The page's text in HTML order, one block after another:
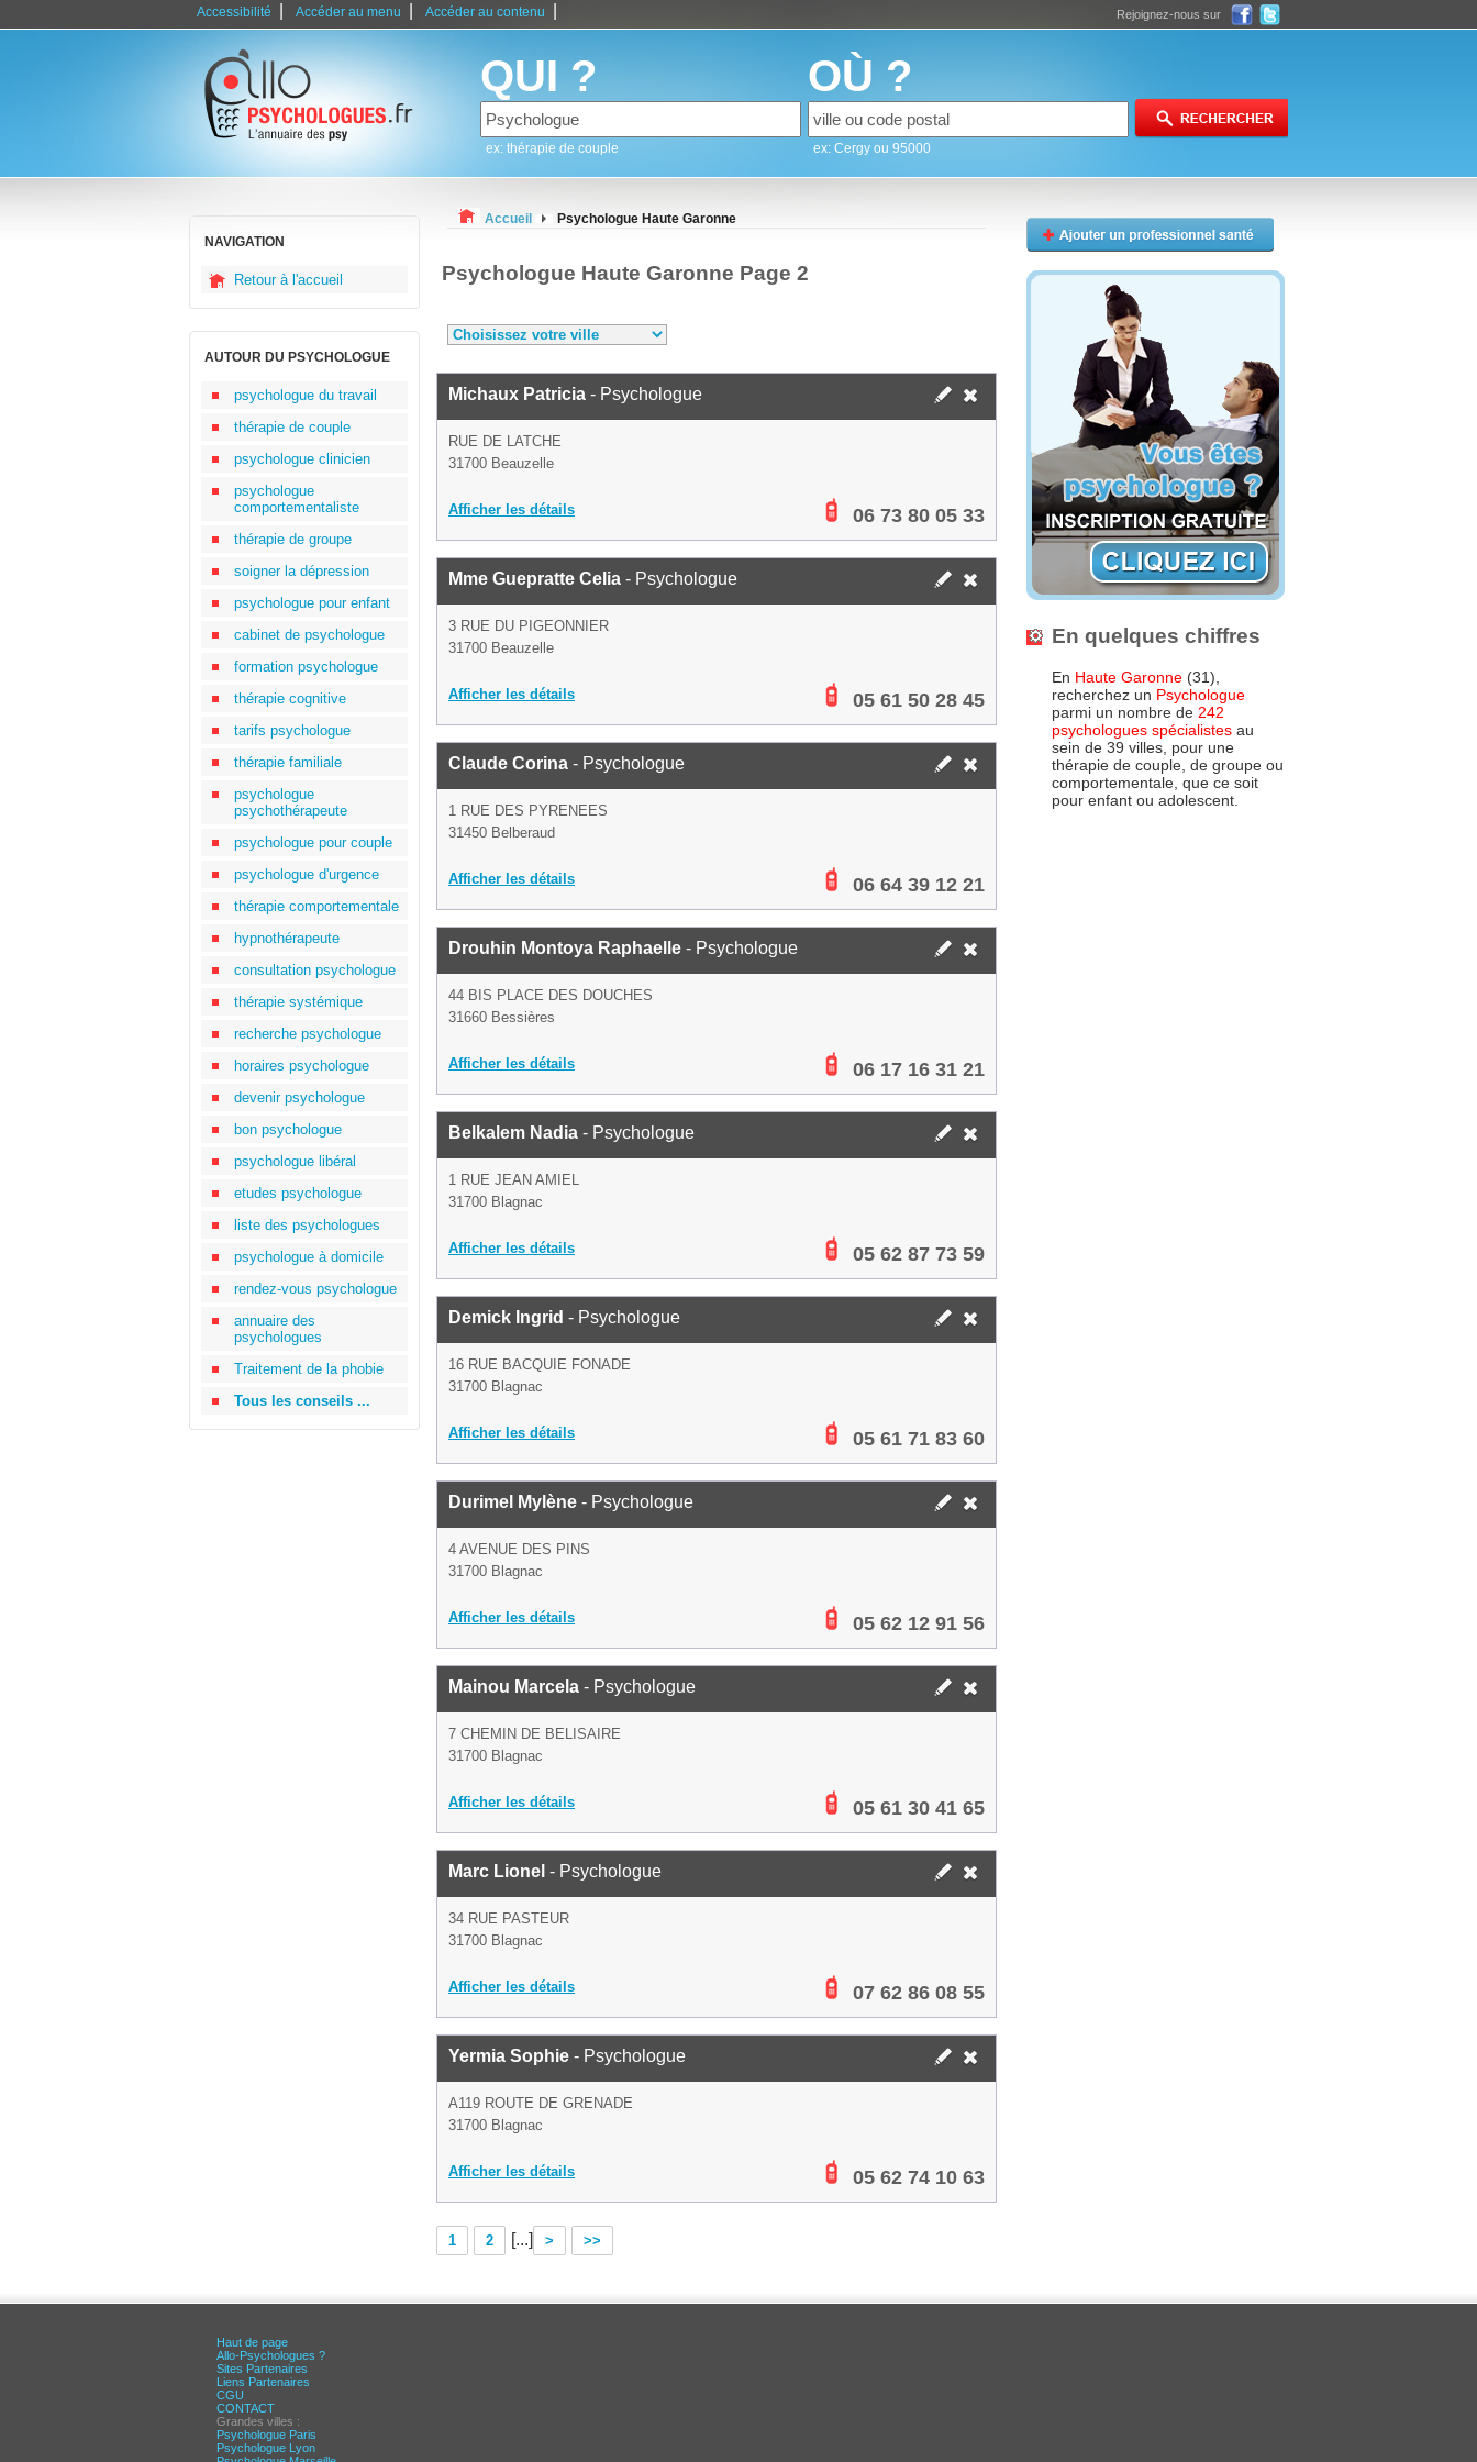
Accessibilité Accéder au menu Accéder au contenu Rejoignez-nous sur
QUI ?
ex: thérapie de couple
OÙ ?
ex: Cergy ou 95000
NAVIGATION
Retour à l'accueil
AUTOUR DU PSYCHOLOGUE
psychologue du travail
thérapie de couple
psychologue clinicien
psychologue
comportementaliste
thérapie de groupe
soigner la dépression
psychologue pour enfant
cabinet de psychologue
formation psychologue
thérapie cognitive
tarifs psychologue
thérapie familiale
psychologue
psychothérapeute
psychologue pour couple
psychologue d'urgence
thérapie comportementale
hypnothérapeute
consultation psychologue
thérapie systémique
recherche psychologue
horaires psychologue
devenir psychologue
bon psychologue
psychologue libéral
etudes psychologue
liste des psychologues
psychologue à domicile
rendez-vous psychologue
annuaire des
psychologues
Traitement de la phobie
Tous les conseils ...
Accueil Psychologue Haute Garonne
Psychologue Haute Garonne Page 2
Michaux Patricia - Psychologue
RUE DE LATCHE
31700 Beauzelle
Afficher les détails 06 73 80 05 33
Mme Guepratte Celia - Psychologue
3 RUE DU PIGEONNIER
31700 Beauzelle
Afficher les détails 05 61 50 28 45
Claude Corina - Psychologue
1 RUE DES PYRENEES
31450 Belberaud
Afficher les détails 06 64 39 12 21
Drouhin Montoya Raphaelle - Psychologue
44 BIS PLACE DES DOUCHES
31660 Bessières
Afficher les détails 06 17 16 31 21
Belkalem Nadia - Psychologue
1 RUE JEAN AMIEL
31700 Blagnac
Afficher les détails 05 62 87 73 59
Demick Ingrid - Psychologue
16 RUE BACQUIE FONADE
31700 Blagnac
Afficher les détails 05 61 71 83 60
Durimel Mylène - Psychologue
4 AVENUE DES PINS
31700 Blagnac
Afficher les détails 05 62 12 91 56
Mainou Marcela - Psychologue
7 CHEMIN DE BELISAIRE
31700 Blagnac
Afficher les détails 05 61 30 41 65
Marc Lionel - Psychologue
34 RUE PASTEUR
31700 Blagnac
Afficher les détails 07 62 86 08 55
Yermia Sophie - Psychologue
A119 ROUTE DE GRENADE
31700 Blagnac
Afficher les détails 05 62 74 10 63
1 2 [...] > >>
En quelques chiffres
En Haute Garonne (31),
recherchez un Psychologue
parmi un nombre de 242
psychologues spécialistes au
sein de 39 villes, pour une
thérapie de couple, de groupe ou
comportementale, que ce soit
pour enfant ou adolescent.
Haut de page
Allo-Psychologues ?
Sites Partenaires
Liens Partenaires
CGU
CONTACT
Grandes villes :
Psychologue Paris
Psychologue Lyon